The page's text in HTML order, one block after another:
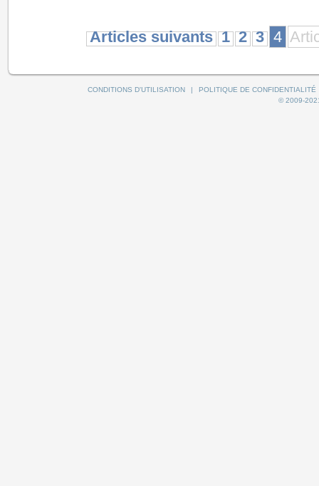
Articles suivants 1 2 3 4
CONDITIONS D'UTILISATION |
POLITIQUE DE CONFIDENTIALITÉ
© 2009-